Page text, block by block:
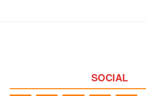
SOCIAL